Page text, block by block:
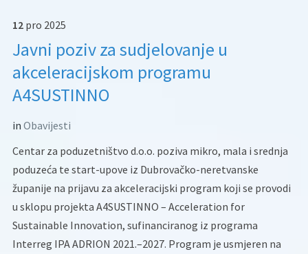
12 pro 2025
Javni poziv za sudjelovanje u
akceleracijskom programu
A4SUSTINNO
in Obavijesti
Centar za poduzetništvo d.o.o. poziva mikro, mala i srednja
poduzeća te start-upove iz Dubrovačko-neretvanske
županije na prijavu za akceleracijski program koji se provodi
u sklopu projekta A4SUSTINNO – Acceleration for
Sustainable Innovation, sufinanciranog iz programa
Interreg IPA ADRION 2021.–2027. Program je usmjeren na